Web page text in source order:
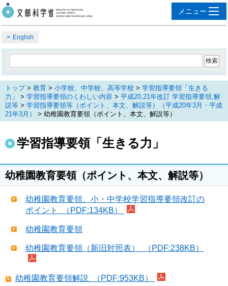
English
トップ> 教育 > 小学校、中学校、高等学校 > 学習指導要領「生きる
力」
> 学習指導要領のくわしい内容 > 平成20,21年改訂 学習指導要領,解
説等 > 学習指導要領等（ポイント、本文、解説等）（平成20年3月・平成
21年3月）
> 幼稚園教育要領（ポイント、本文、解説等）
学習指導要領「生きる力」
幼稚園教育要領（ポイント、本文、解説等）
幼稚園教育要領、小・中学校学習指導要領改訂の
ポイント （PDF:134KB）
幼稚園教育要領
幼稚園教育要領（新旧対照表） （PDF:238KB）
幼稚園教育要領解説 （PDF:953KB）